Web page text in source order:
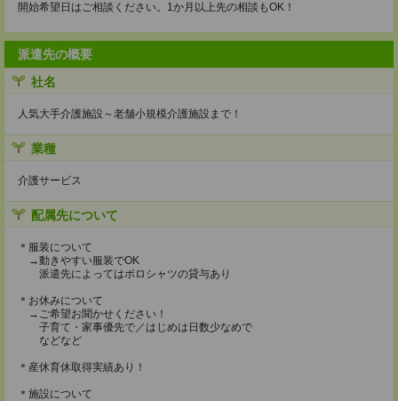
開始希望日はご相談ください。1か月以上先の相談もOK！
派遣先の概要
社名
人気大手介護施設～老舗小規模介護施設まで！
業種
介護サービス
配属先について
＊服装について
→動きやすい服装でOK
派遣先によってはポロシャツの貸与あり
＊お休みについて
→ご希望お聞かせください！
子育て・家事優先で／はじめは日数少なめで
などなど
＊産休育休取得実績あり！
＊施設について